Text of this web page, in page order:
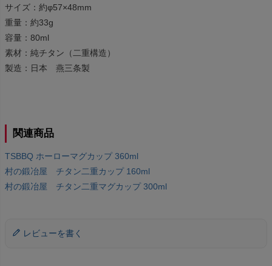
サイズ：約φ57×48mm
重量：約33g
容量：80ml
素材：純チタン（二重構造）
製造：日本 燕三条製
関連商品
TSBBQ ホーローマグカップ 360ml
村の鍛冶屋 チタン二重カップ 160ml
村の鍛冶屋 チタン二重マグカップ 300ml
レビューを書く